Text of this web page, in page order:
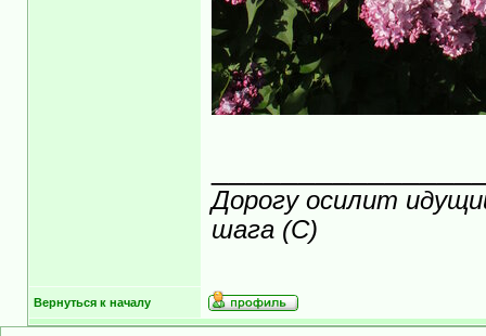
Дорогу осилит
шага (С)
Вернуться к началу